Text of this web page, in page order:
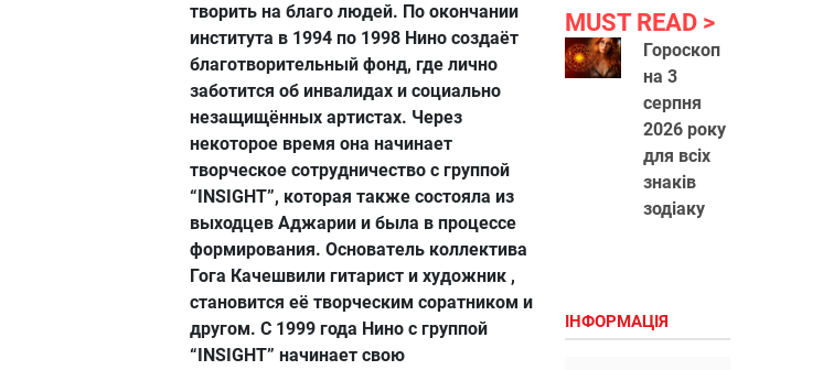
творить на благо людей. По окончании
института в 1994 по 1998 Нино создаёт
благотворительный фонд, где лично
заботится об инвалидах и социально
незащищённых артистах. Через
некоторое время она начинает
творческое сотрудничество с группой
“INSIGHT”, которая также состояла из
выходцев Аджарии и была в процессе
формирования. Основатель коллектива
Гога Качешвили гитарист и художник ,
становится её творческим соратником и
другом. С 1999 года Нино с группой
“INSIGHT” начинает свою
MUST READ
Гороскоп
на 3
серпня
2026 року
для всіх
знаків
зодіаку
ІНФОРМАЦІЯ